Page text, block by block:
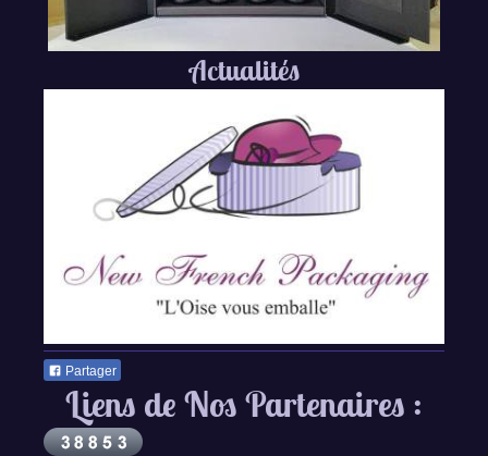
Actualités
Partager
Liens de Nos Partenaires :